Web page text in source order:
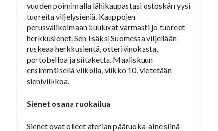
vuoden poimimalla lähikaupastasi ostoskärryysi
tuoreita viljelysieniä. Kauppojen
perusvalikoimaan kuuluvat varmasti jo tuoreet
herkkusienet. Sen lisäksi Suomessa viljellään
ruskeaa herkkusientä, osterivinokasta,
portobelloa ja siitaketta. Maaliskuun
ensimmäisellä viikolla, viikko 10, vietetään
sieniviikkoa.
Sienet osana ruokailua
Sienet ovat olleet aterian pääruoka-aine siinä